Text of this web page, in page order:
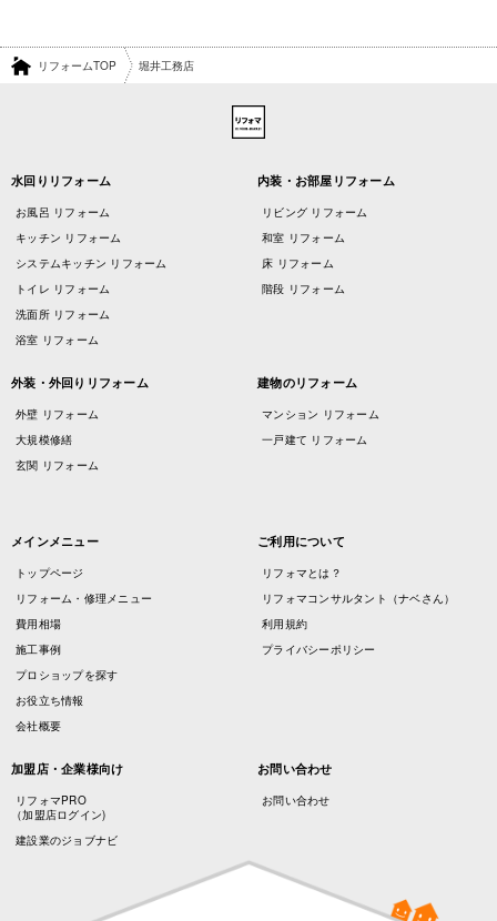
リフォームTOP 堀井工務店
水回りリフォーム
お風呂 リフォーム
キッチン リフォーム
システムキッチン リフォーム
トイレ リフォーム
洗面所 リフォーム
浴室 リフォーム
内装・お部屋リフォーム
リビング リフォーム
和室 リフォーム
床 リフォーム
階段 リフォーム
外装・外回りリフォーム
外壁 リフォーム
大規模修繕
玄関 リフォーム
建物のリフォーム
マンション リフォーム
一戸建て リフォーム
メインメニュー
トップページ
リフォーム・修理メニュー
費用相場
施工事例
プロショップを探す
お役立ち情報
会社概要
ご利用について
リフォマとは？
リフォマコンサルタント（ナベさん）
利用規約
プライバシーポリシー
加盟店・企業様向け
リフォマPRO
（加盟店ログイン)
建設業のジョブナビ
お問い合わせ
お問い合わせ